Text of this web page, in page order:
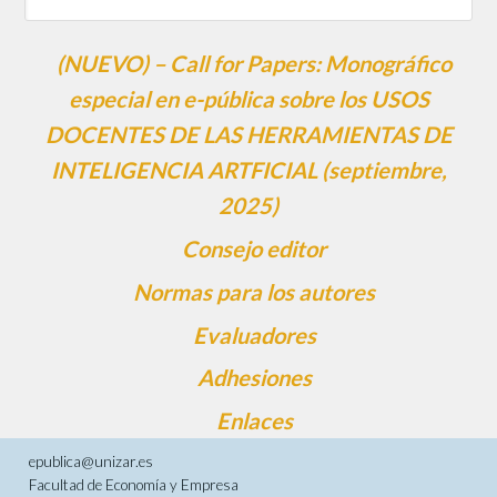
(NUEVO) – Call for Papers: Monográfico
especial en e-pública sobre los USOS
DOCENTES DE LAS HERRAMIENTAS DE
INTELIGENCIA ARTFICIAL (septiembre,
2025)
Consejo editor
Normas para los autores
Evaluadores
Adhesiones
Enlaces
epublica@unizar.es
Facultad de Economía y Empresa